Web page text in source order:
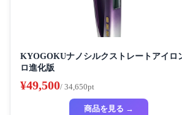
KYOGOKUナノシルクストレートアイロ
ロ進化版
¥49,500/ 34,650pt
商品を見る →